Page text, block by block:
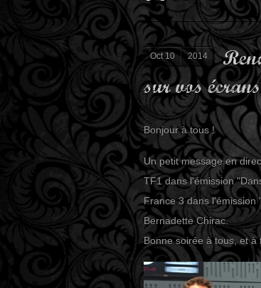
Oct 10 2014
sur vos
Bonjour à tous !
Un petit message en
TF1 dans l'émission
France 3 dans l'émission
Bernadette Chirac.
Bonne soirée à tous, et à